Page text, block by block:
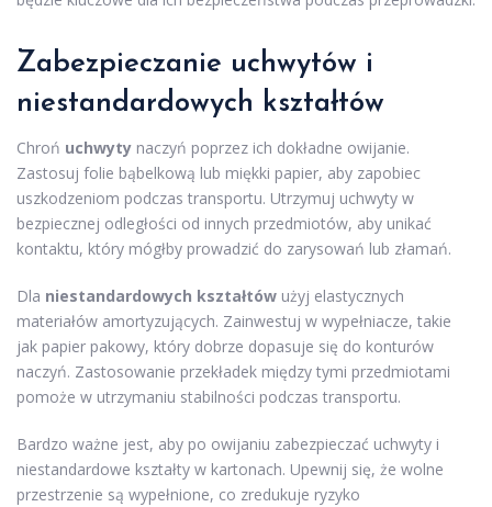
Zabezpieczanie uchwytów i
niestandardowych kształtów
Chroń uchwyty naczyń poprzez ich dokładne owijanie.
Zastosuj folie bąbelkową lub miękki papier, aby zapobiec
uszkodzeniom podczas transportu. Utrzymuj uchwyty w
bezpiecznej odległości od innych przedmiotów, aby unikać
kontaktu, który mógłby prowadzić do zarysowań lub złamań.
Dla niestandardowych kształtów użyj elastycznych
materiałów amortyzujących. Zainwestuj w wypełniacze, takie
jak papier pakowy, który dobrze dopasuje się do konturów
naczyń. Zastosowanie przekładek między tymi przedmiotami
pomoże w utrzymaniu stabilności podczas transportu.
Bardzo ważne jest, aby po owijaniu zabezpieczać uchwyty i
niestandardowe kształty w kartonach. Upewnij się, że wolne
przestrzenie są wypełnione, co zredukuje ryzyko